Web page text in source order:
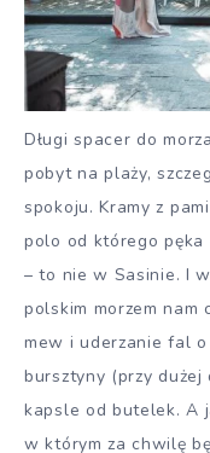
Długi spacer do
pobyt na plaży,
spokoju. Kramy z
polo od którego pęka
– to nie w Sasinie. I
polskim morzem nam
mew i uderzanie fal o
bursztyny (przy dużej
kapsle od butelek. A
w którym za chwilę